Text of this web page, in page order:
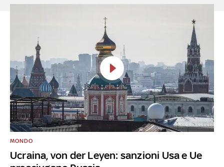
Ucraina, von der Leyen: sanzioni Usa e Ue
MONDO